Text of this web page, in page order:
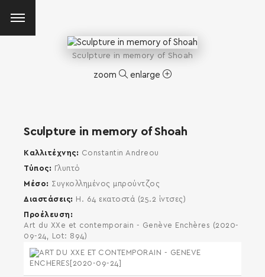
Sculpture in memory of Shoah
zoom enlarge
Sculpture in memory of Shoah
Καλλιτέχνης
Constantin Andreou
Τύπος
Γλυπτό
Μέσο
Συγκολλημένος μπρούντζος
Διαστάσεις
H. 64 εκατοστά (25.2 ίντσες)
Προέλευση
Art du XXe et contemporain - Genève Enchères (2020-
09-24, Lot: 894)